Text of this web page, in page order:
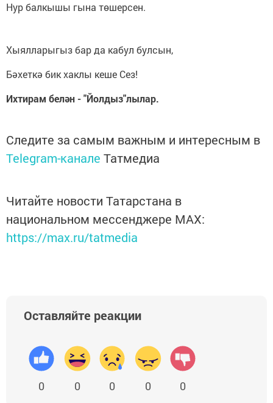
Нур балкышы гына төшерсен.
Хыялларыгыз бар да кабул булсын,
Бәхеткә бик хаклы кеше Сез!
Ихтирам белән - "Йолдыз"лылар.
Следите за самым важным и интересным в
Telegram-канале Татмедиа
Читайте новости Татарстана в
национальном мессенджере MАХ:
https://max.ru/tatmedia
Оставляйте реакции
0 0 0 0 0